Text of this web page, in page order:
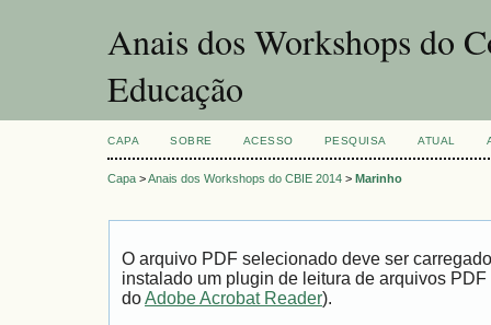
Anais dos Workshops do
Educação
CAPA SOBRE ACESSO PESQUISA ATUAL
Capa >Anais dos Workshops do CBIE 2014 > Marinho
O arquivo PDF selecionado deve ser
instalado um plugin de leitura de arquivos
doAdobe Acrobat Reader).